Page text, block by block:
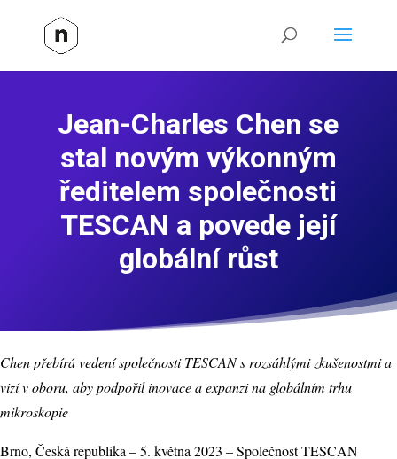
Jean-Charles Chen se
stal novým výkonným
ředitelem společnosti
TESCAN a povede její
globální růst
Chen přebírá vedení společnosti TESCAN s rozsáhlými zkušenostmi a
vizí v oboru, aby podpořil inovace a expanzi na globálním trhu
mikroskopie
Brno, Česká republika – 5. května 2023 – Společnost TESCAN